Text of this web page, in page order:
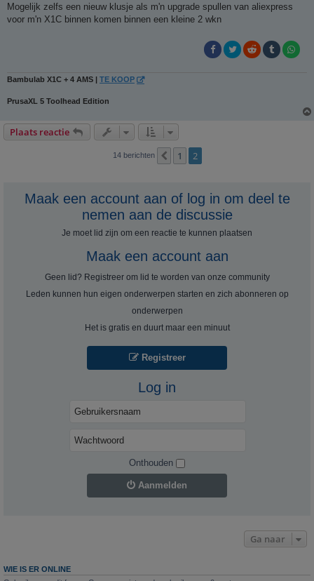
Mogelijk zelfs een nieuw klusje als m'n upgrade spullen van aliexpress
voor m'n X1C binnen komen binnen een kleine 2 wkn
Bambulab X1C + 4 AMS | TE KOOP
PrusaXL 5 Toolhead Edition
Plaats reactie
14 berichten Vorige
1 2
Maak een account aan of log in om deel te
nemen aan de discussie
Je moet lid zijn om een ​​reactie te kunnen plaatsen
Maak een account aan
Geen lid? Registreer om lid te worden van onze community
Leden kunnen hun eigen onderwerpen starten en zich abonneren op
onderwerpen
Het is gratis en duurt maar een minuut
Registreer
Log in
Onthouden
Aanmelden
Ga naar
WIE IS ER ONLINE